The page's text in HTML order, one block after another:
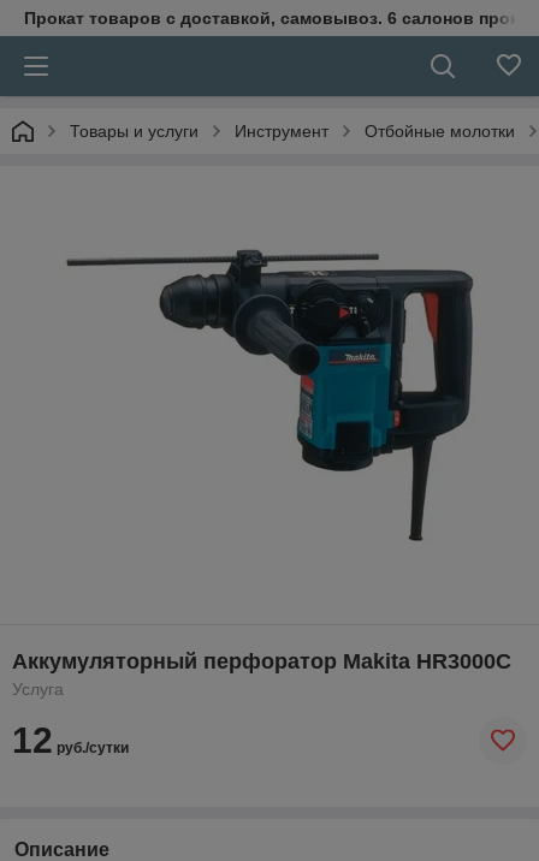
Прокат товаров с доставкой, самовывоз. 6 салонов
Товары и услуги Инструмент Отбойные молотки
Аккумуляторный перфоратор Makita HR3000C
Услуга
12 руб./сутки
Описание